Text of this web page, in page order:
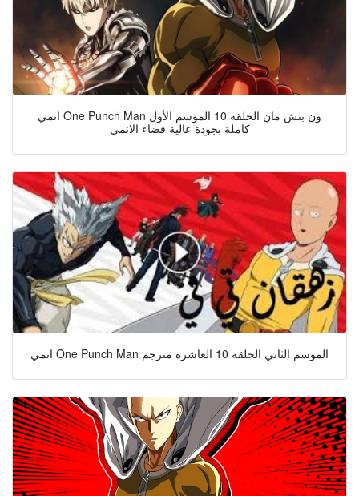
انمي One Punch Man ون بنش مان الحلقة 10 الموسم الأول
كاملة بجودة عالية فضاء الانمي
انمي One Punch Man الموسم الثاني الحلقة 10 العاشرة مترجم